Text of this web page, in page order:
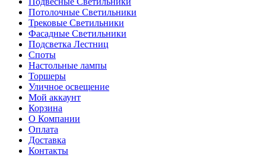
Потолочные Светильники
Трековые Светильники
Фасадные Светильники
Подсветка Лестниц
Споты
Настольные лампы
Торшеры
Уличное освещение
Мой аккаунт
Корзина
О Компании
Оплата
Доставка
Контакты